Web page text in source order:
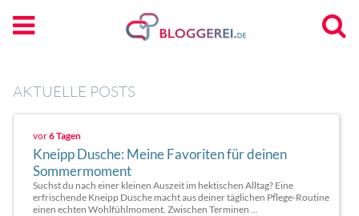
AKTUELLE POSTS
vor6 Tagen
Kneipp Dusche: Meine Favoriten für deinen
Sommermoment
Suchst du nach einer kleinen Auszeit im hektischen Alltag? Eine
erfrischende Kneipp Dusche macht aus deiner täglichen Pflege-Routine
einen echten Wohlfühlmoment. Zwischen Terminen ...